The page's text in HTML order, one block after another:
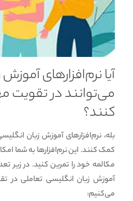
آیا نرم‌افزارهای
می‌توانند در تقویت
کنند؟
بله، نرم‌افزارهای آموزش زبان
کمک کنند. این نرم‌افزارها به شما
مکالمه خود را تمرین کنید. در زیر
آموزش زبان انگلیسی تعاملی در
می‌کنیم: